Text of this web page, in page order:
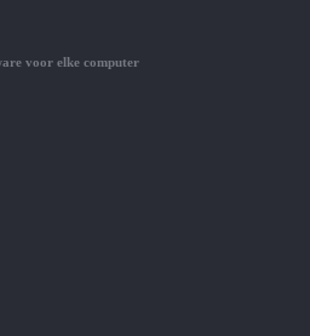
voor elke computer